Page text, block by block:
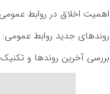
اهمیت اخلاق در روابط
روندهای جدید روابط عمومی:
بررسی آخرین روندها و